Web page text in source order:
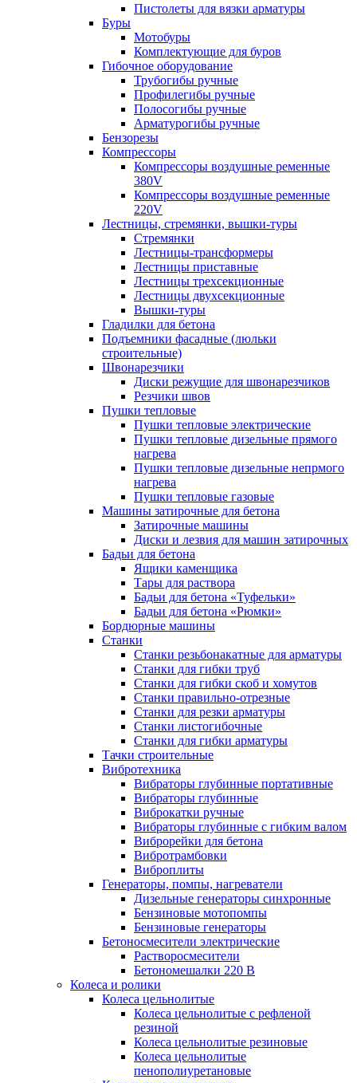
Пистолеты для вязки арматуры
Буры
Мотобуры
Комплектующие для буров
Гибочное оборудование
Трубогибы ручные
Профилегибы ручные
Полосогибы ручные
Арматурогибы ручные
Бензорезы
Компрессоры
Компрессоры воздушные ременные
380V
Компрессоры воздушные ременные
220V
Лестницы, стремянки, вышки-туры
Стремянки
Лестницы-трансформеры
Лестницы приставные
Лестницы трехсекционные
Лестницы двухсекционные
Вышки-туры
Гладилки для бетона
Подъемники фасадные (люльки
строительные)
Швонарезчики
Диски режущие для швонарезчиков
Резчики швов
Пушки тепловые
Пушки тепловые электрические
Пушки тепловые дизельные прямого
нагрева
Пушки тепловые дизельные непрмого
нагрева
Пушки тепловые газовые
Машины затирочные для бетона
Затирочные машины
Диски и лезвия для машин затирочных
Бадьи для бетона
Ящики каменщика
Тары для раствора
Бадьи для бетона «Туфельки»
Бадьи для бетона «Рюмки»
Бордюрные машины
Станки
Станки резьбонакатные для арматуры
Станки для гибки труб
Станки для гибки скоб и хомутов
Станки правильно-отрезные
Станки для резки арматуры
Станки листогибочные
Станки для гибки арматуры
Тачки строительные
Вибротехника
Вибраторы глубинные портативные
Вибраторы глубинные
Виброкатки ручные
Вибраторы глубинные с гибким валом
Виброрейки для бетона
Вибротрамбовки
Виброплиты
Генераторы, помпы, нагреватели
Дизельные генераторы синхронные
Бензиновые мотопомпы
Бензиновые генераторы
Бетоносмесители электрические
Растворосмесители
Бетономешалки 220 В
Колеса и ролики
Колеса цельнолитые
Колеса цельнолитые с рефленой
резиной
Колеса цельнолитые резиновые
Колеса цельнолитые
пенополиуретановые